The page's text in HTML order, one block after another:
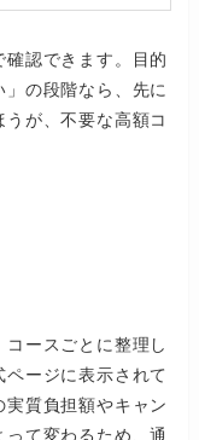
確認できます。目的
の段階なら、先に
が、不要な高額コ
ースごとに整理し
ージに表示されて
質負担額やキャン
て変わるため、通